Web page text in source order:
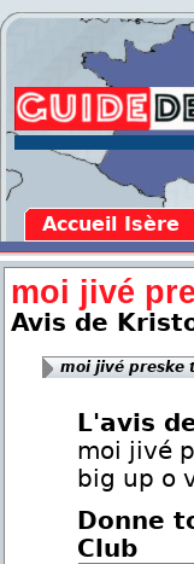
Accueil Isère
moi jivé
Avis de
moi jivé preske
L'avis
moi jivé
big up o
Donne
Club